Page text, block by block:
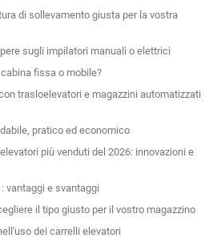
di sollevamento giusta per la vostra
sugli impilatori manuali o elettrici
fissa o mobile?
trasloelevatori e magazzini automatizzati
pratico ed economico
più venduti del 2026: innovazioni e
vantaggi e svantaggi
il tipo giusto per il vostro magazzino
dei carrelli elevatori